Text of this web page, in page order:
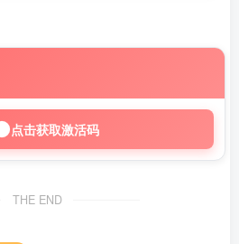
点击获取激活码
THE END